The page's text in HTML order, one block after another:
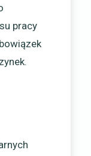
pracy